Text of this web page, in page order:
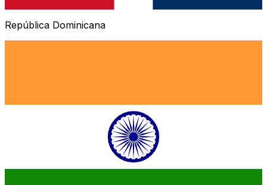
República Dominicana